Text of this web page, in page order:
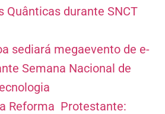
Quânticas durante SNCT
sediará megaevento de e-
Semana Nacional de
Reforma Protestante: